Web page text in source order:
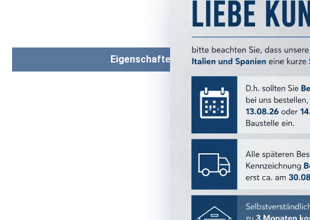
Eigenschaften
PRODUKTMERKMALE
Serie:
Format:
Farbe:
Farbgruppe:
Oberfläche: